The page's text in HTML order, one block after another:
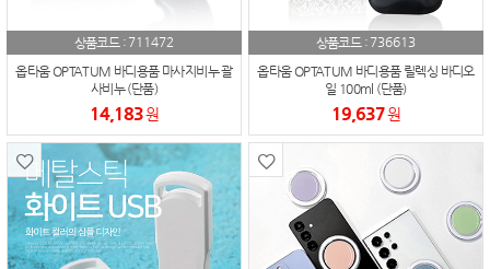
상품코드 : 711472
옵타움 OPTATUM 바디용품 마사지비누 괄
사비누 (단품)
14,183원
상품코드 : 736613
옵타움 OPTATUM 바디용품 릴렉싱 바디오
일 100ml (단품)
19,637원